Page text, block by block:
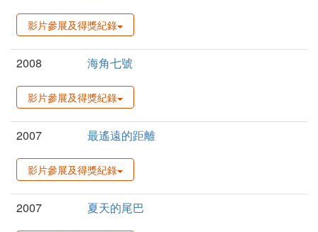
影片參展及得獎紀錄
2008 海角七號
影片參展及得獎紀錄
2007 最遙遠的距離
影片參展及得獎紀錄
2007 夏天的尾巴